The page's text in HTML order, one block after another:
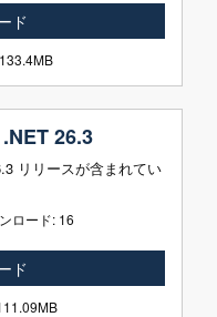
ド
26.3
リリースが含まれてい
ロード: 16
ド